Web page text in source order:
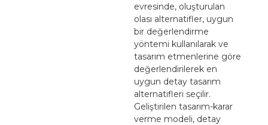
evresinde, oluşturulan
olası alternatifler, uygun
bir değerlendirme
yöntemi kullanılarak ve
tasarım etmenlerine göre
değerlendirilerek en
uygun detay tasarım
alternatifleri seçilir.
Geliştirilen tasarım-karar
verme modeli, detay